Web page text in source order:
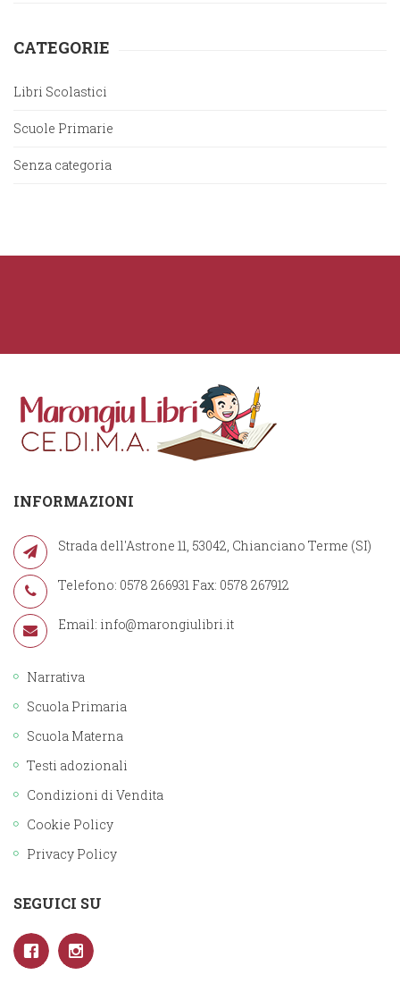
CATEGORIE
Libri Scolastici
Scuole Primarie
Senza categoria
INFORMAZIONI
Strada dell'Astrone 11, 53042, Chianciano Terme (SI)
Telefono: 0578 266931 Fax: 0578 267912
Email: info@marongiulibri.it
Narrativa
Scuola Primaria
Scuola Materna
Testi adozionali
Condizioni di Vendita
Cookie Policy
Privacy Policy
SEGUICI SU